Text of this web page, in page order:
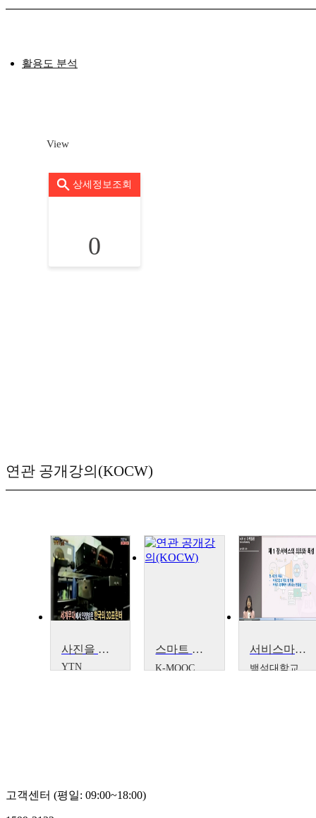
활용도 분석
View
상세정보조회
0
연관 공개강의(KOCW)
사진을 찍어내는 듯한 정교함! 3D프린터 제조업체-캐리마
YTN
스마트 팩토리에 대한 이해 : 우리는 제조업을 어떻게 스마트하게 만들 수 있는가?
K-MOOC
서비스마케팅론
백석대학교
고객센터 (평일: 09:00~18:00)